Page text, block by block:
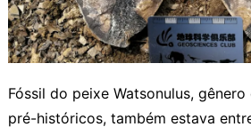
Fóssil do peixe Watsonulus,
pré-históricos, também estava